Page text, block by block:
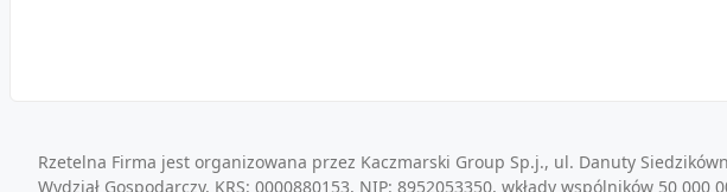
Rzetelna Firma jest organizowana przez Kaczmarski Group Sp.j., ul. Danuty
Wydział Gospodarczy, KRS: 0000880153, NIP: 8952053350, wkłady wspólników 50 000